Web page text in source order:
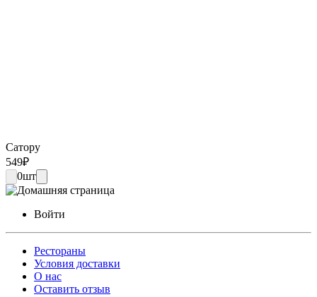
Сатору
549₽
0шт
Войти
Рестораны
Условия доставки
О нас
Оставить отзыв